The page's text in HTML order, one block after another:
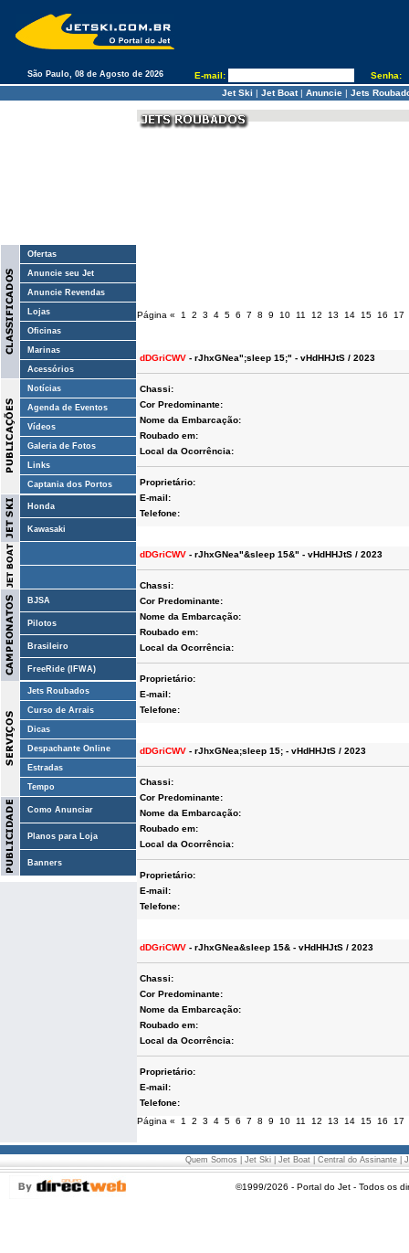
São Paulo, 08 de Agosto de 2026 E-mail:
Senha:
Jet Ski | Jet Boat| Anuncie| Jets
Ofertas
Anuncie seu Jet
Anuncie Revendas
Lojas
Oficinas
Marinas
Acessórios
Notícias
Agenda de Eventos
Vídeos
Galeria de Fotos
Links
Captania dos Portos
Honda
Kawasaki
BJSA
Pilotos
Brasileiro
FreeRide (IFWA)
Jets Roubados
Curso de Arrais
Dicas
Despachante Online
Estradas
Tempo
Como Anunciar
Planos para Loja
Banners
Página « 1 2 3 4 5 6 7 8 9 10 11 12 13 14 15 16 17
dDGriCWV - rJhxGNea";sleep 15;" - vHdHHJtS / 2023
Chassi:
Cor Predominante:
Nome da Embarcação:
Roubado em:
Local da Ocorrência:
Proprietário:
E-mail:
Telefone:
dDGriCWV - rJhxGNea"&sleep 15&" - vHdHHJtS / 2023
Chassi:
Cor Predominante:
Nome da Embarcação:
Roubado em:
Local da Ocorrência:
Proprietário:
E-mail:
Telefone:
dDGriCWV - rJhxGNea;sleep 15; - vHdHHJtS / 2023
Chassi:
Cor Predominante:
Nome da Embarcação:
Roubado em:
Local da Ocorrência:
Proprietário:
E-mail:
Telefone:
dDGriCWV - rJhxGNea&sleep 15& - vHdHHJtS / 2023
Chassi:
Cor Predominante:
Nome da Embarcação:
Roubado em:
Local da Ocorrência:
Proprietário:
E-mail:
Telefone:
Página « 1 2 3 4 5 6 7 8 9 10 11 12 13 14 15 16 17
Quem Somos Jet Ski Jet Boat Central do Assinante
©1999/2026 - Portal do Jet - Todos os